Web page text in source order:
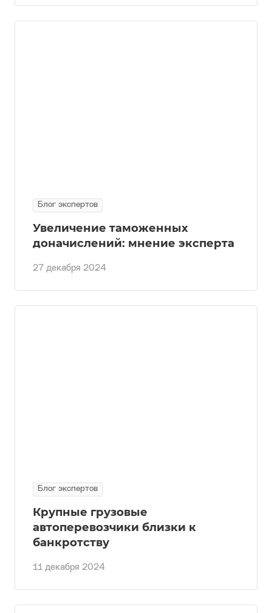
Блог экспертов
27 декабря 2024
Увеличение таможенных
доначислений: мнение эксперта
Блог экспертов
11 декабря 2024
Крупные грузовые
автоперевозчики близки к
банкротству